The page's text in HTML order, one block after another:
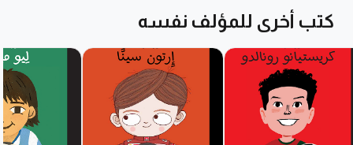
كتب أخرى للمؤلف نفسه